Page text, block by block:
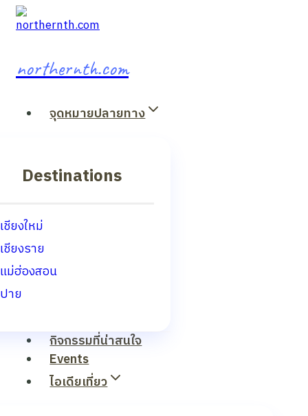
Skip
northernth.com
จุดหมายปลายทาง
Destinations
เชียงใหม่
เชียงราย
แม่ฮ่องสอน
ปาย
กิจกรรมที่น่าสนใจ
Events
ไอเดียเที่ยว